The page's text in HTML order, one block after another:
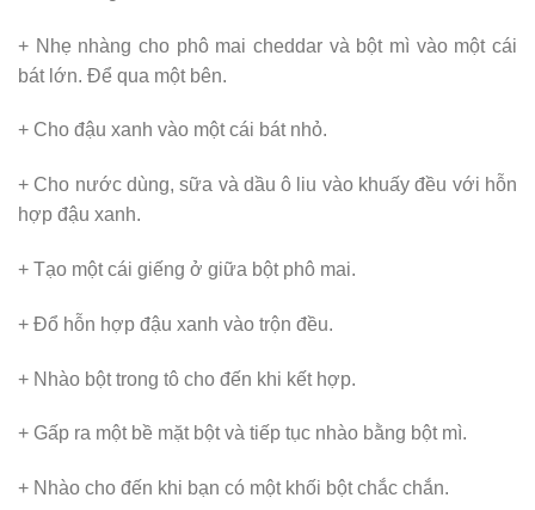
+ Nhẹ nhàng cho phô mai cheddar và bột mì vào một cái
bát lớn. Để qua một bên.
+ Cho đậu xanh vào một cái bát nhỏ.
+ Cho nước dùng, sữa và dầu ô liu vào khuấy đều với hỗn
hợp đậu xanh.
+ Tạo một cái giếng ở giữa bột phô mai.
+ Đổ hỗn hợp đậu xanh vào trộn đều.
+ Nhào bột trong tô cho đến khi kết hợp.
+ Gấp ra một bề mặt bột và tiếp tục nhào bằng bột mì.
+ Nhào cho đến khi bạn có một khối bột chắc chắn.